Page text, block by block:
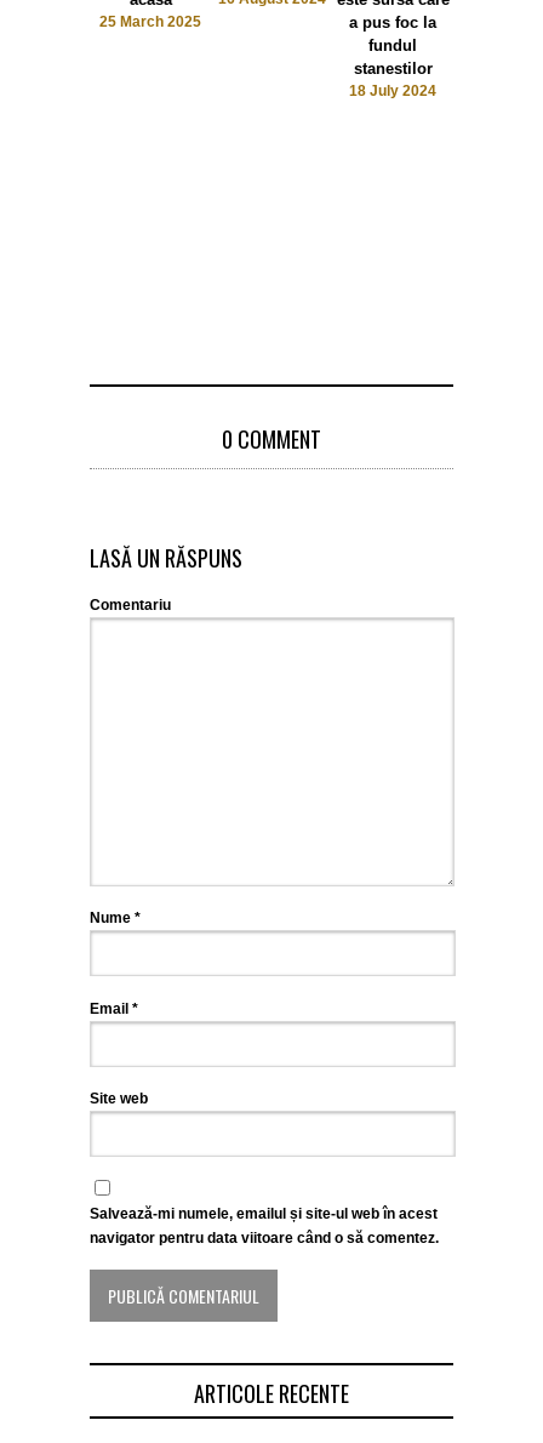
25 March 2025
a pus foc la
fundul
stanestilor
18 July 2024
0 COMMENT
LASĂ UN RĂSPUNS
Comentariu
Nume *
Email *
Site web
Salvează-mi numele, emailul și site-ul web în acest
navigator pentru data viitoare când o să comentez.
ARTICOLE RECENTE